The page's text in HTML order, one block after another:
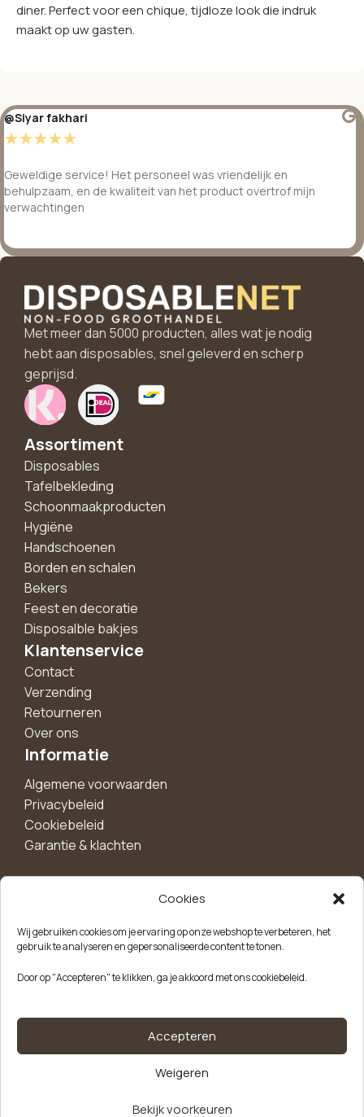
Cookies
Wij gebruiken cookies om je ervaring op onze webshop te verbeteren, het
gebruik te analyseren en gepersonaliseerde content te tonen.
Door op "Accepteren" te klikken, ga je akkoord met ons cookiebeleid.
Accepteren
Weigeren
Bekijk voorkeuren
diner. Perfect voor een chique, tijdloze look die indruk
maakt op uw gasten.
@Siyar fakhari
☆☆☆☆☆
Geweldige service! Het personeel was vriendelijk en
behulpzaam, en de kwaliteit van het product overtrof mijn
verwachtingen
Met meer dan 5000 producten, alles wat je nodig
hebt aan disposables, snel geleverd en scherp
geprijsd.
Assortiment
Disposables
Tafelbekleding
Schoonmaakproducten
Hygiëne
Handschoenen
Borden en schalen
Bekers
Feest en decoratie
Disposalble bakjes
Klantenservice
Contact
Verzending
Retourneren
Over ons
Informatie
Algemene voorwaarden
Privacybeleid
Cookiebeleid
Garantie & klachten
korting!
aanbiedingen, nieuwe producten en handige tips.
Kvk-nummer: 85504947Btw-nummer: NL863646165B01